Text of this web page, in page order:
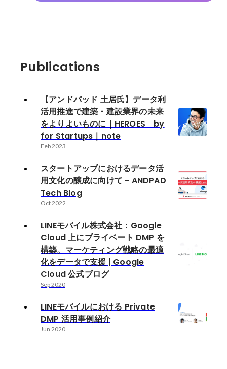
Publications
【アンドパッド 土居氏】データ利
活用推進で建築・建設業界の未来
をよりよいものに｜HEROES by
for Startups｜note
Feb 2023
スタートアップにおけるデータ活
用文化の醸成に向けて - ANDPAD
Tech Blog
Oct 2022
LINEモバイル株式会社：Google
Cloud 上にプライベート DMP を
構築。マーケティング戦略の最適
化をデータで支援 | Google
Cloud 公式ブログ
Sep 2020
LINEモバイルにおける Private
DMP 活用事例紹介
Jun 2020